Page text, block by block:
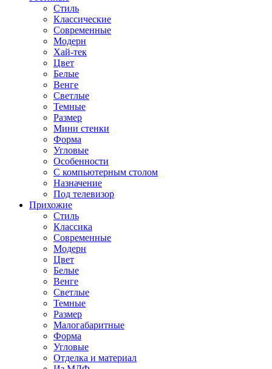
Стиль
Классические
Современные
Модерн
Хай-тек
Цвет
Белые
Венге
Светлые
Темные
Размер
Мини стенки
Форма
Угловые
Особенности
С компьютерным столом
Назначение
Под телевизор
Прихожие
Стиль
Классика
Современные
Модерн
Цвет
Белые
Венге
Светлые
Темные
Размер
Малогабаритные
Форма
Угловые
Отделка и материал